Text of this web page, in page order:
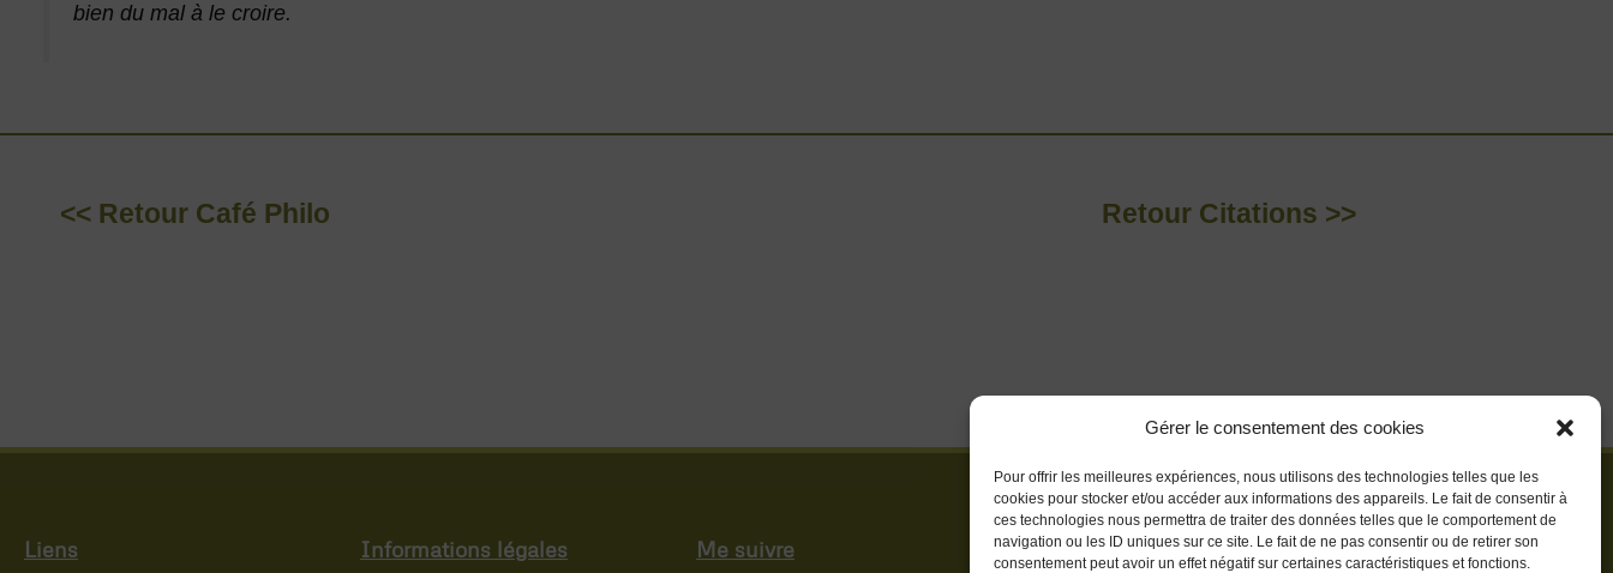
Gérer le consentement des cookies
Pour offrir les meilleures expériences, nous utilisons des technologies telles que les
cookies pour stocker et/ou accéder aux informations des appareils. Le fait de consentir à
ces technologies nous permettra de traiter des données telles que le comportement de
navigation ou les ID uniques sur ce site. Le fait de ne pas consentir ou de retirer son
consentement peut avoir un effet négatif sur certaines caractéristiques et fonctions.
bien du mal à le croire.
<< Retour Café Philo Retour Citations >>
Liens Informations légales Me suivre